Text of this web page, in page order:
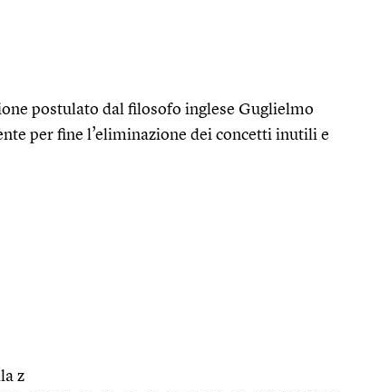
postulato dal filosofo inglese Guglielmo
per fine l’eliminazione dei concetti inutili e
z